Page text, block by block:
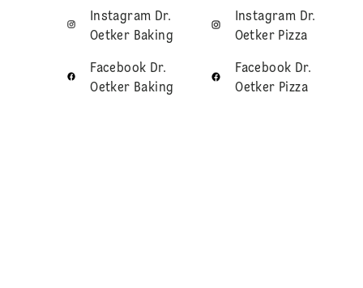
Instagram Dr.
Oetker Baking
Instagram Dr.
Oetker Pizza
Facebook Dr.
Oetker Baking
Facebook Dr.
Oetker Pizza